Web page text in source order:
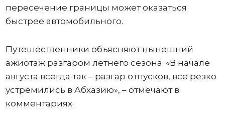
пересечение границы может оказаться
быстрее автомобильного.
Путешественники объясняют нынешний
ажиотаж разгаром летнего сезона. «В начале
августа всегда так – разгар отпусков, все резко
устремились в Абхазию», – отмечают в
комментариях.